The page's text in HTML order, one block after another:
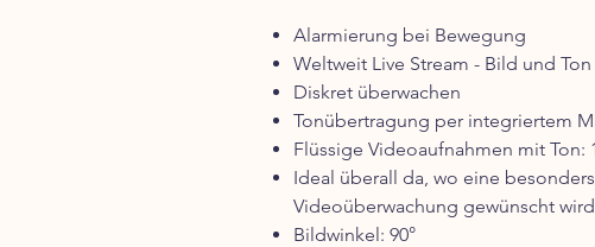
Alarmierung bei Bewegung
Weltweit Live Stream - Bild und Ton
Diskret überwachen
Tonübertragung per integriertem
Flüssige Videoaufnahmen mit Ton:
Ideal überall da, wo eine
Videoüberwachung gewünscht wird
Bildwinkel: 90°